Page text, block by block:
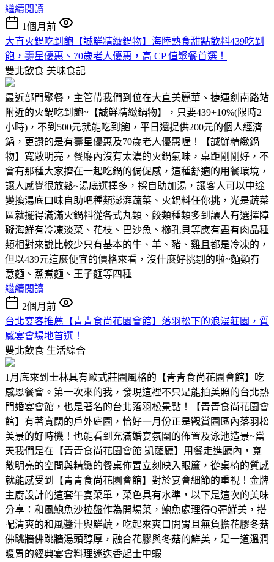
繼續閱讀
1個月前
大直火鍋吃到飽【誠鮮精緻鍋物】海陸熟食甜點飲料439吃到
飽，壽星優惠、70歲老人優惠，高 CP 值聚餐首選！
雙北飲食 美味食記
最近部門聚餐，主管帶我們到位在大直美麗華、捷運劍南路站
附近的火鍋吃到飽~【誠鮮精緻鍋物】，只要439+10%(限時2
小時)，不到500元就能吃到飽，平日還提供200元的個人經濟
鍋，更讚的是有壽星優惠及70歲老人優惠喔！【誠鮮精緻鍋
物】寬敞明亮，餐廳內沒有太濃的火鍋氣味，桌距剛剛好，不
會有那種大家擠在一起吃鍋的侷促感，這種舒適的用餐環境，
讓人感覺很放鬆~湯底選擇多，採自助加湯，讓客人可以中途
變換湯底口味自助吧種類澎湃蔬菜、火鍋料任你挑，光是蔬菜
區就擺得滿滿火鍋料從各式丸類、餃類種類多到讓人有選擇障
礙海鮮有冷凍淡菜、花枝、巴沙魚、櫛孔貝等應有盡有肉品種
類相對來說比較少只有基本的牛、羊、豬、雞且都是冷凍的，
但以439元這麼便宜的價格來看，沒什麼好挑剔的啦~麵類有
意麵、蒸煮麵、王子麵等四種
繼續閱讀
2個月前
台北宴客推薦【青青食尚花園會館】落羽松下的浪漫莊園，質
感宴會場地首選！
雙北飲食 生活綜合
1月底來到士林具有歐式莊園風格的【青青食尚花園會館】吃
感恩餐會。第一次來的我，發現這裡不只是能拍美照的台北熱
門婚宴會館，也是著名的台北落羽松景點！【青青食尚花園會
館】有著寬闊的戶外庭園，恰好一月份正是觀賞園區內落羽松
美景的好時機！也能看到充滿婚宴氛圍的佈置及泳池造景~當
天我們是在【青青食尚花園會館 凱薩廳】用餐走進廳內，寬
敞明亮的空間與精緻的餐桌佈置立刻映入眼簾，從桌椅的質感
就能感受到【青青食尚花園會館】對於宴會細節的重視！金牌
主廚設計的這套午宴菜單，菜色具有水準，以下是這次的美味
分享：和風鮑魚沙拉盤作為開場菜，鮑魚處理得Q彈鮮美，搭
配清爽的和風醬汁與鮮蔬，吃起來爽口開胃且無負擔花膠冬菇
佛跳牆佛跳牆湯頭醇厚，融合花膠與冬菇的鮮美，是一道溫潤
暖胃的經典宴會料理迷迭香起士中蝦